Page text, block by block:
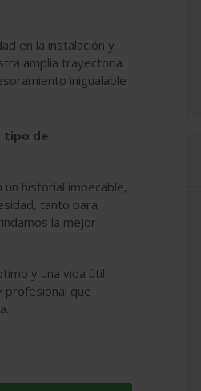
en la instalación y
amplia trayectoria
inigualable
tipo de
historial impecable,
tanto para
la mejor
y una vida útil
profesional que